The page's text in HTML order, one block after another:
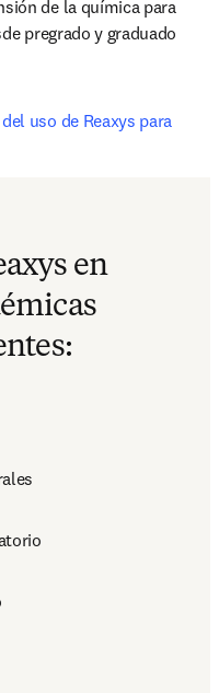
de la química para
pregrado y graduado
uso de Reaxys para
en